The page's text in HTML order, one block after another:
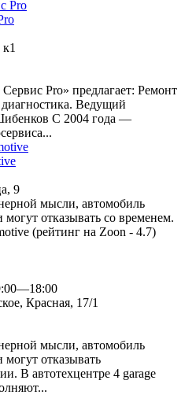
Pro» предлагает: Ремонт
Ведущий
С 2004 года —
9
мысли, автомобиль
отказывать со временем.
(рейтинг на Zoon - 4.7)
Красная, 17/1
мысли, автомобиль
могут отказывать
В автотехцентре 4 garage